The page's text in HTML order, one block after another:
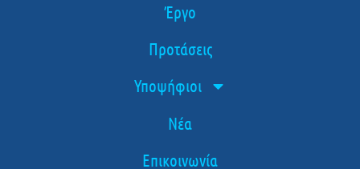
Έργο
Προτάσεις
Υποψήφιοι
Νέα
Επικοινωνία